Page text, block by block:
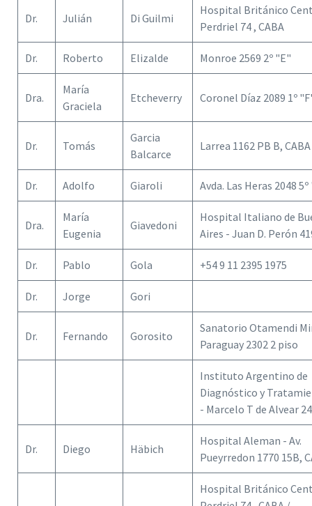
Dr. Julián Di Guilmi
Hospital Británico
Perdriel 74 , CABA
Dr. Roberto Elizalde Monroe 2569 2º "E"
Dra.
María
Graciela
Etcheverry Coronel Díaz 2089 1º
Dr. Tomás
Garcia
Balcarce
Larrea 1162 PB B, CABA
Dr. Adolfo Giaroli Avda. Las Heras 2048
Dra.
María
Eugenia
Giavedoni
Hospital Italiano de
Aires - Juan D. Perón
Dr. Pablo Gola +54 9 11 2395 1975
Dr. Jorge Gori
Dr. Fernando Gorosito
Sanatorio Otamendi
Paraguay 2302 2 piso
Instituto Argentino de
Diagnóstico y
- Marcelo T de Alvear
Dr. Diego Häbich
Hospital Aleman - Av.
Pueyrredon 1770 15B,
Hospital Británico